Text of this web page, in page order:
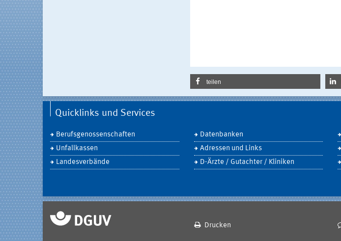
teilen
Quicklinks und Services
Berufsgenossenschaften
Unfallkassen
Landesverbände
Datenbanken
Adressen und Links
D-Ärzte / Gutachter / Kliniken
Drucken